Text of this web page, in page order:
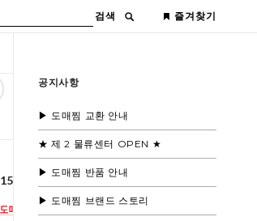
검색 즐겨찾기
공지사항
▶ 도매찜 교환 안내
★ 제 2 물류센터 OPEN ★
▶ 도매찜 반품 안내
▶ 도매찜 브랜드 스토리
15,000원(부가세별도)